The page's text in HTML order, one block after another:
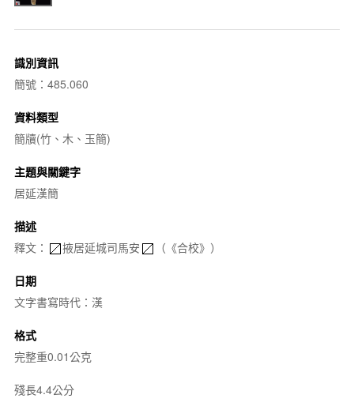
識別資訊
簡號：485.060
資料類型
簡牘(竹、木、玉簡)
主題與關鍵字
居延漢簡
描述
釋文：
掖居延城司馬安 （《合校》）
日期
文字書寫時代：漢
格式
完整重0.01公克
殘長4.4公分